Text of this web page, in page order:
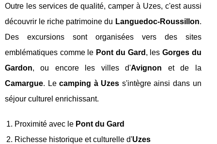
Outre les services de qualité, camper à Uzes, c'est aussi
découvrir le riche patrimoine du Languedoc-Roussillon.
Des excursions sont organisées vers des sites
emblématiques comme le Pont du Gard , les Gorges du
Gardon, ou encore les villes d'Avignon et de la
Camargue. Lecamping à Uzes s'intègre ainsi dans un
séjour culturel enrichissant.
Proximité avec le Pont du Gard
Richesse historique et culturelle d'Uzes